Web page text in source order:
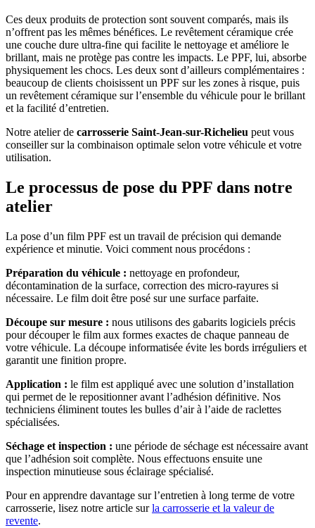
Ces deux produits de protection sont souvent comparés, mais ils
n’offrent pas les mêmes bénéfices. Le revêtement céramique crée
une couche dure ultra-fine qui facilite le nettoyage et améliore le
brillant, mais ne protège pas contre les impacts. Le PPF, lui, absorbe
physiquement les chocs. Les deux sont d’ailleurs complémentaires :
beaucoup de clients choisissent un PPF sur les zones à risque, puis
un revêtement céramique sur l’ensemble du véhicule pour le brillant
et la facilité d’entretien.
Notre atelier de carrosserie Saint-Jean-sur-Richelieu peut vous
conseiller sur la combinaison optimale selon votre véhicule et votre
utilisation.
Le processus de pose du PPF dans notre
atelier
La pose d’un film PPF est un travail de précision qui demande
expérience et minutie. Voici comment nous procédons :
Préparation du véhicule : nettoyage en profondeur,
décontamination de la surface, correction des micro-rayures si
nécessaire. Le film doit être posé sur une surface parfaite.
Découpe sur mesure : nous utilisons des gabarits logiciels précis
pour découper le film aux formes exactes de chaque panneau de
votre véhicule. La découpe informatisée évite les bords irréguliers et
garantit une finition propre.
Application : le film est appliqué avec une solution d’installation
qui permet de le repositionner avant l’adhésion définitive. Nos
techniciens éliminent toutes les bulles d’air à l’aide de raclettes
spécialisées.
Séchage et inspection : une période de séchage est nécessaire avant
que l’adhésion soit complète. Nous effectuons ensuite une
inspection minutieuse sous éclairage spécialisé.
Pour en apprendre davantage sur l’entretien à long terme de votre
carrosserie, lisez notre article surla carrosserie et la valeur de
revente.